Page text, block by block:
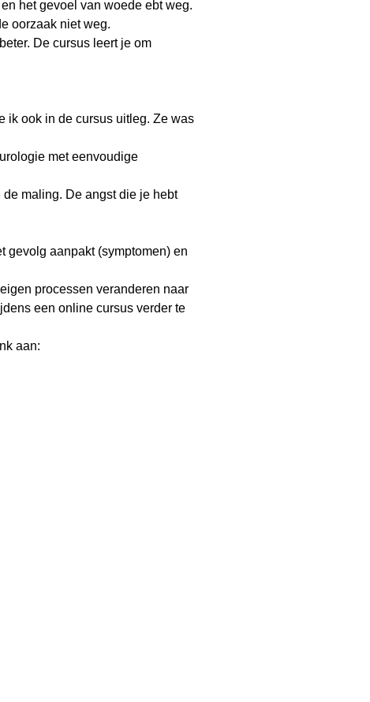
en het gevoel van woede ebt weg.
oorzaak niet weg.
De cursus leert je om
ik ook in de cursus uitleg. Ze was
met eenvoudige
de maling. De angst die je hebt
gevolg aanpakt (symptomen) en
processen veranderen naar
een online cursus verder te
aan: